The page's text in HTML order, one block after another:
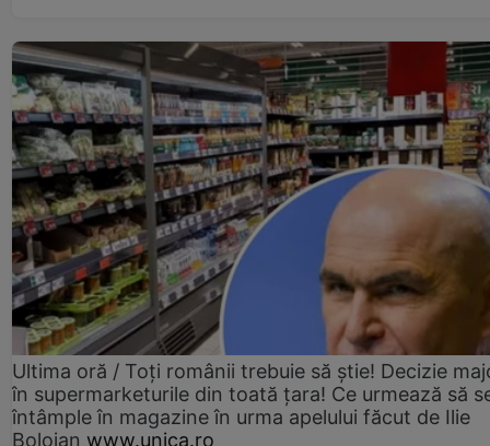
Ultima oră / Toți românii trebuie să știe! Decizie
în supermarketurile din toată țara! Ce urmează să
întâmple în magazine în urma apelului făcut de Ilie
Bolojan www.unica.ro